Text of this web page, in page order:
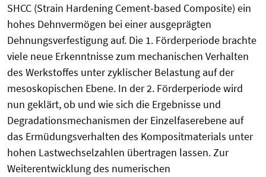
SHCC (Strain Hardening Cement-based Composite) ein
hohes Dehnvermögen bei einer ausgeprägten
Dehnungsverfestigung auf. Die 1. Förderperiode brachte
viele neue Erkenntnisse zum mechanischen Verhalten
des Werkstoffes unter zyklischer Belastung auf der
mesoskopischen Ebene. In der 2. Förderperiode wird
nun geklärt, ob und wie sich die Ergebnisse und
Degradationsmechanismen der Einzelfaserebene auf
das Ermüdungsverhalten des Kompositmaterials unter
hohen Lastwechselzahlen übertragen lassen. Zur
Weiterentwicklung des numerischen